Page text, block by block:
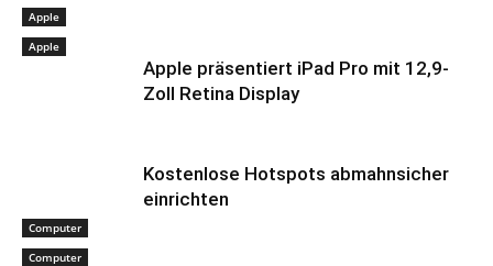
Apple
Apple
Apple präsentiert iPad Pro mit 12,9-
Zoll Retina Display
Computer
Kostenlose Hotspots abmahnsicher
einrichten
Computer